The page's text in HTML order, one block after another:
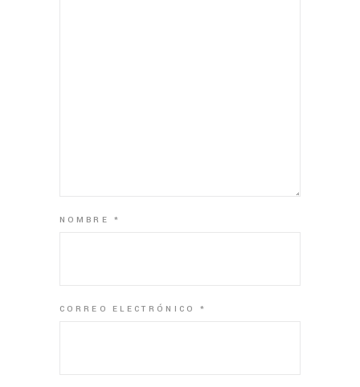
NOMBRE*
CORREO ELECTRÓNICO *